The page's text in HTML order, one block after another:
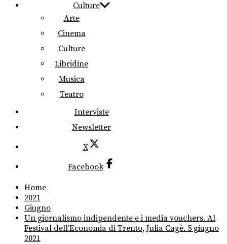
Culture
Arte
Cinema
Culture
Libridine
Musica
Teatro
Interviste
Newsletter
X
Facebook
Home
2021
Giugno
Un giornalismo indipendente e i media vouchers. Al
Festival dell’Economia di Trento, Julia Cagè. 5 giugno
2021